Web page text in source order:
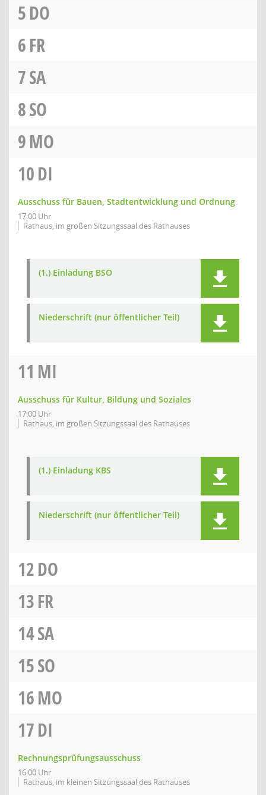
5DO
6FR
7SA
8SO
9MO
10DI
Ausschuss für Bauen, Stadtentwicklung und Ordnung
17:00 Uhr
Rathaus, im großen Sitzungssaal des Rathauses
(1.) Einladung BSO
Niederschrift (nur öffentlicher Teil)
11 MI
Ausschuss für Kultur, Bildung und Soziales
17:00 Uhr
Rathaus, im großen Sitzungssaal des Rathauses
(1.) Einladung KBS
Niederschrift (nur öffentlicher Teil)
12DO
13FR
14SA
15SO
16MO
17DI
Rechnungsprüfungsausschuss
16:00 Uhr
Rathaus, im kleinen Sitzungssaal des Rathauses